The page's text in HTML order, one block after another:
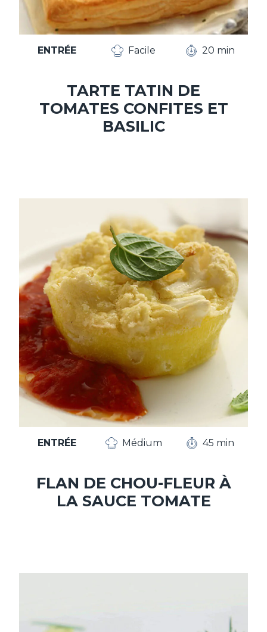
ENTRÉE Facile 20 min
TARTE TATIN DE
TOMATES CONFITES ET
BASILIC
ENTRÉE Médium 45 min
FLAN DE CHOU-FLEUR À
LA SAUCE TOMATE